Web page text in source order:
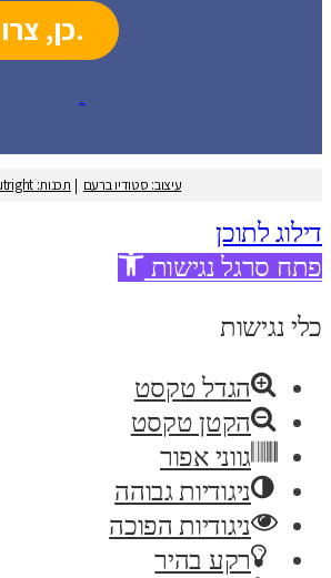
עיצוב: סטודיו ברעם | תכנות: Outright
דילוג לתוכן
פתח סרגל נגישות
כלי נגישות
הגדל טקסט
הקטן טקסט
גווני אפור
ניגודיות גבוהה
ניגודיות הפוכה
רקע בהיר